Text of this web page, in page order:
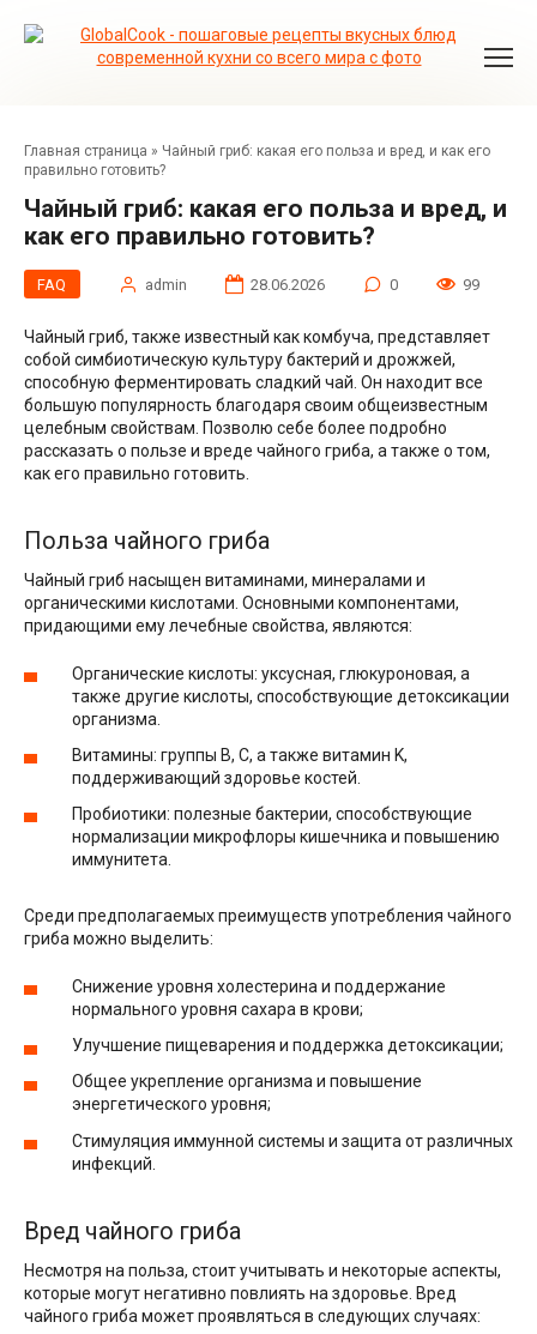
Главная страница » Чайный гриб: какая его польза и вред, и как его
правильно готовить?
Чайный гриб: какая его польза и вред, и
как его правильно готовить?
FAQ admin 28.06.2026 0 99
Чайный гриб, также известный как комбуча, представляет
собой симбиотическую культуру бактерий и дрожжей,
способную ферментировать сладкий чай. Он находит все
большую популярность благодаря своим общеизвестным
целебным свойствам. Позволю себе более подробно
рассказать о пользе и вреде чайного гриба, а также о том,
как его правильно готовить.
Польза чайного гриба
Чайный гриб насыщен витаминами, минералами и
органическими кислотами. Основными компонентами,
придающими ему лечебные свойства, являются:
Органические кислоты: уксусная, глюкуроновая, а
также другие кислоты, способствующие детоксикации
организма.
Витамины: группы B, C, а также витамин K,
поддерживающий здоровье костей.
Пробиотики: полезные бактерии, способствующие
нормализации микрофлоры кишечника и повышению
иммунитета.
Среди предполагаемых преимуществ употребления чайного
гриба можно выделить:
Снижение уровня холестерина и поддержание
нормального уровня сахара в крови;
Улучшение пищеварения и поддержка детоксикации;
Общее укрепление организма и повышение
энергетического уровня;
Стимуляция иммунной системы и защита от различных
инфекций.
Вред чайного гриба
Несмотря на польза, стоит учитывать и некоторые аспекты,
которые могут негативно повлиять на здоровье. Вред
чайного гриба может проявляться в следующих случаях: